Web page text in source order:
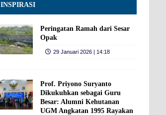
INSPIRASI
Peringatan Ramah dari Sesar
Opak
29 Januari 2026 | 14:18
Prof. Priyono Suryanto
Dikukuhkan sebagai Guru
Besar: Alumni Kehutanan
UGM Angkatan 1995 Rayakan